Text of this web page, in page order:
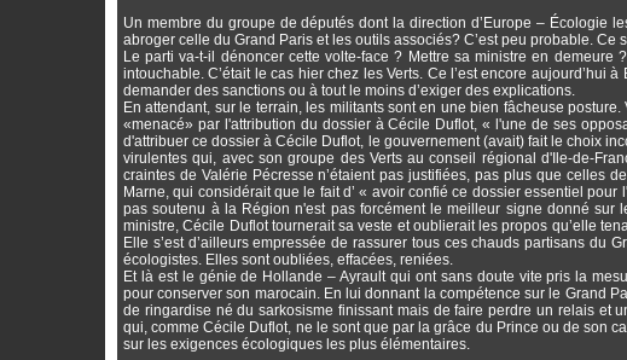
Un membre du groupe de députés dont la direction d’Europe – Écologie
abroger celle du Grand Paris et les outils associés? C’est peu probable. Ce
Le parti va-t-il dénoncer cette volte-face ? Mettre sa ministre en demeure
intouchable. C’était le cas hier chez les Verts. Ce l’est encore aujourd’hui
demander des sanctions ou à tout le moins d’exiger des explications.
En attendant, sur le terrain, les militants sont en une bien fâcheuse
«menacé» par l'attribution du dossier à Cécile Duflot, « l'une de ses
d'attribuer ce dossier à Cécile Duflot, le gouvernement (avait) fait le choix
virulentes qui, avec son groupe des Verts au conseil régional d'Ile-de-
craintes de Valérie Pécresse n’étaient pas justifiées, pas plus que celles
Marne, qui considérait que le fait d’ « avoir confié ce dossier essentiel
pas soutenu à la Région n'est pas forcément le meilleur signe donné sur
ministre, Cécile Duflot tournerait sa veste et oublierait les propos qu’elle
Elle s’est d’ailleurs empressée de rassurer tous ces chauds partisans
écologistes. Elles sont oubliées, effacées, reniées.
Et là est le génie de Hollande – Ayrault qui ont sans doute vite pris la
pour conserver son marocain. En lui donnant la compétence sur le Grand
de ringardise né du sarkosisme finissant mais de faire perdre un relais et
qui, comme Cécile Duflot, ne le sont que par la grâce du Prince ou de son
sur les exigences écologiques les plus élémentaires.